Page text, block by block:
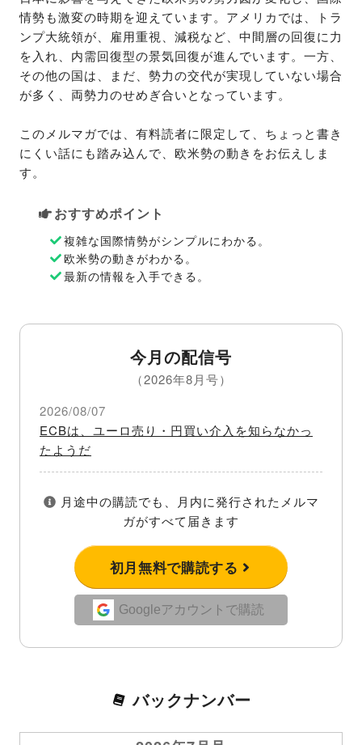
情勢も激変の時期を迎えています。アメリカでは、トラ
ンプ大統領が、雇用重視、減税など、中間層の回復に力
を入れ、内需回復型の景気回復が進んでいます。一方、
その他の国は、まだ、勢力の交代が実現していない場合
が多く、両勢力のせめぎ合いとなっています。
このメルマガでは、有料読者に限定して、ちょっと書き
にくい話にも踏み込んで、欧米勢の動きをお伝えしま
す。
おすすめポイント
複雑な国際情勢がシンプルにわかる。
欧米勢の動きがわかる。
最新の情報を入手できる。
今月の配信号
（2026年8月号）
2026/08/07
ECBは、ユーロ売り・円買い介入を知らなかっ
たようだ
月途中の購読でも、月内に発行されたメルマ
ガがすべて届きます
初月無料で購読する
Googleアカウントで購読
バックナンバー